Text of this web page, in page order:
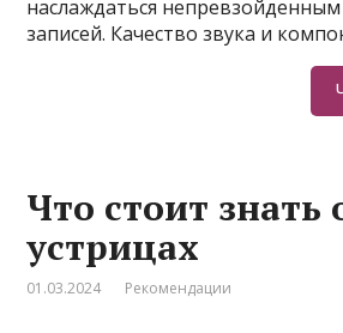
наслаждаться
записей. Качество звука и
Что стоит знать
устрицах
01.03.2024 Рекомендации